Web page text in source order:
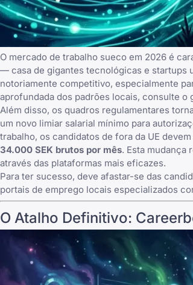
O mercado de trabalho sueco em 2026 é
— casa de gigantes tecnológicas e startups
notoriamente competitivo, especialmente
aprofundada dos padrões locais, consulte o
Além disso, os quadros regulamentares
um novo limiar salarial mínimo para
trabalho, os candidatos de fora da UE
34.000 SEK brutos por mês. Esta
através das plataformas mais eficazes.
Para ter sucesso, deve afastar-se das
portais de emprego locais especializados
O Atalho Definitivo: